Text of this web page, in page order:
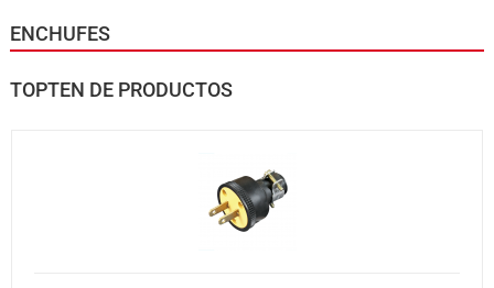
ENCHUFES
TOPTEN DE PRODUCTOS